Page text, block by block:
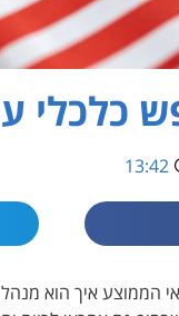
כלכלי
13:42
הממוצע איך הוא מנהל